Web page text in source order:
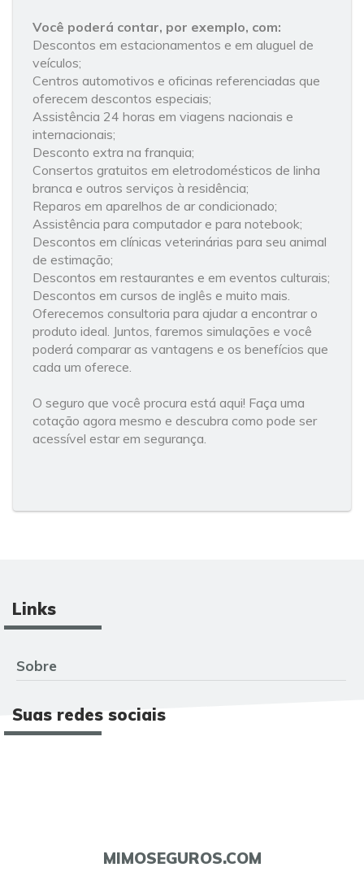
Você poderá contar, por exemplo, com:
Descontos em estacionamentos e em aluguel de
veículos;
Centros automotivos e oficinas referenciadas que
oferecem descontos especiais;
Assistência 24 horas em viagens nacionais e
internacionais;
Desconto extra na franquia;
Consertos gratuitos em eletrodomésticos de linha
branca e outros serviços à residência;
Reparos em aparelhos de ar condicionado;
Assistência para computador e para notebook;
Descontos em clínicas veterinárias para seu animal
de estimação;
Descontos em restaurantes e em eventos culturais;
Descontos em cursos de inglês e muito mais.
Oferecemos consultoria para ajudar a encontrar o
produto ideal. Juntos, faremos simulações e você
poderá comparar as vantagens e os benefícios que
cada um oferece.
O seguro que você procura está aqui! Faça uma
cotação agora mesmo e descubra como pode ser
acessível estar em segurança.
Links
Sobre
Suas redes sociais
MIMOSEGUROS.COM